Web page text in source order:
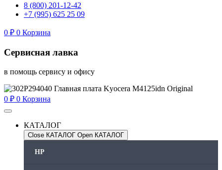
8 (800) 201-12-42
+7 (995) 625 25 09
0 ₽ 0 Корзина
Сервисная лавка
в помощь сервису и офису
0 ₽ 0 Корзина
КАТАЛОГ
Close КАТАЛОГ Open КАТАЛОГ
HP